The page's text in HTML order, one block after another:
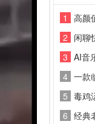
1
高颜
2 闲聊
3 AI音
4 一款
5 毒鸡
6 经典